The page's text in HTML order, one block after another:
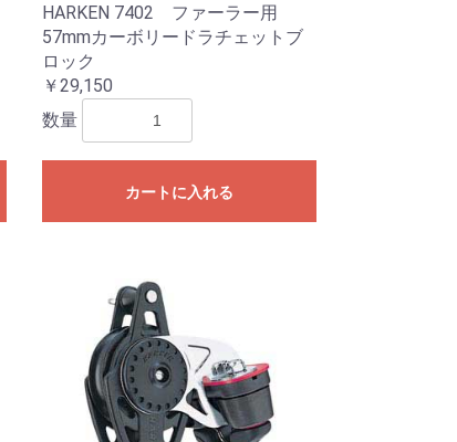
HARKEN 7402 ファーラー用
57mmカーボリードラチェットブ
ロック
￥29,150
数量
カートに入れる